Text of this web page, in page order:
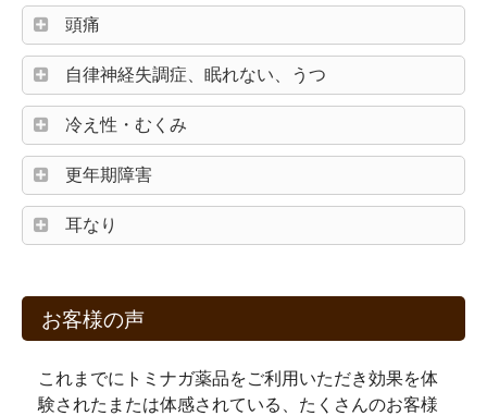
頭痛
自律神経失調症、眠れない、うつ
冷え性・むくみ
更年期障害
耳なり
お客様の声
これまでにトミナガ薬品をご利用いただき効果を体
験されたまたは体感されている、たくさんのお客様